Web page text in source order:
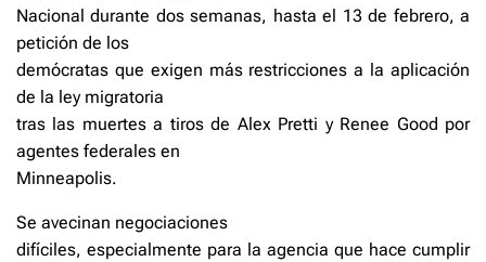
Nacional durante dos semanas, hasta el 13 de febrero, a
petición de los
demócratas que exigen más restricciones a la aplicación
de la ley migratoria
tras las muertes a tiros de Alex Pretti y Renee Good por
agentes federales en
Minneapolis.
Se avecinan negociaciones
difíciles, especialmente para la agencia que hace cumplir